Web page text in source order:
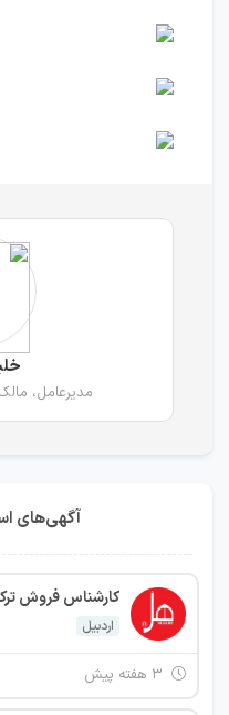
مدیرعامل،
آگهی‌های
کارشناس فروش
اردبیل